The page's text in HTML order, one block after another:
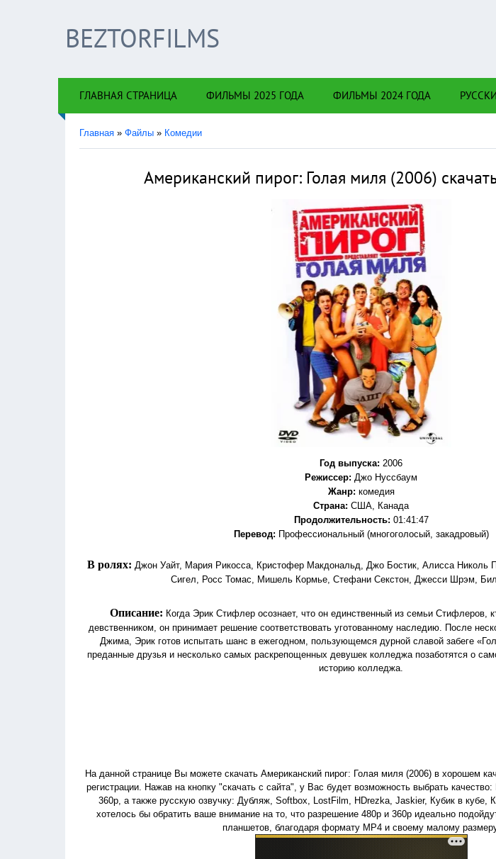
BEZTORFILMS
ГЛАВНАЯ СТРАНИЦА ФИЛЬМЫ 2025 ГОДА ФИЛЬМЫ 2024 ГОДА
Главная » Файлы » Комедии
Американский пирог: Голая миля (2006)
Год выпуска: 2006
Режиссер: Джо Нуссбаум
Жанр: комедия
Страна: США, Канада
Продолжительность: 01:41:47
Перевод: Профессиональный (многоголосый, закадровый)
В ролях: Джон Уайт, Мария Рикосса, Кристофер Макдональд, Джо Бостик, Алисса Николь
Сигел, Росс Томас, Мишель Кормье, Стефани Секстон, Джесси Шрэм,
Описание: Когда Эрик Стифлер осознает, что он единственный из семьи Стифлеров,
девственником, он принимает решение соответствовать уготованному наследию. После
Джима, Эрик готов испытать шанс в ежегодном, пользующемся дурной славой забеге
преданные друзья и несколько самых раскрепощенных девушек колледжа позаботятся о
историю колледжа.
На данной странице Вы можете скачать Американский пирог: Голая миля (2006) в хорошем
регистрации. Нажав на кнопку "скачать с сайта", у Вас будет возможность выбрать
360p, а также русскую озвучку: Дубляж, Softbox, LostFilm, HDrezka, Jaskier, Кубик в кубе,
хотелось бы обратить ваше внимание на то, что разрешение 480p и 360p идеально
планшетов, благодаря формату MP4 и своему малому
Нажмите на
!!!Если Вы с телефона сперва